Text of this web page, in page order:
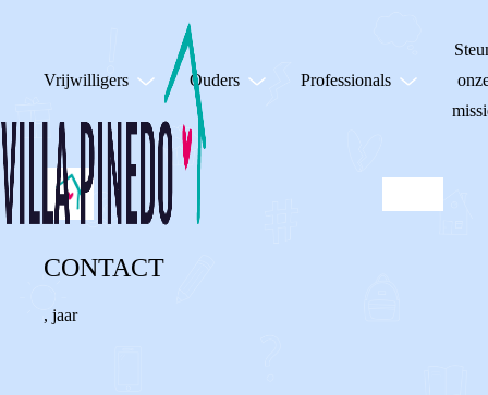
Vrijwilligers Ouders Professionals
CONTACT
, jaar